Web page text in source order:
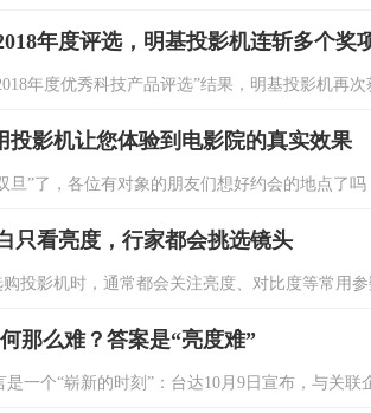
年度评选，明基投影机连斩多个奖
年度优秀科技产品评选”结果，明基投影机再
投影机让您体验到电影院的真实效果
旦”了，各位有对象的朋友们想好约会的地点了
只看亮度，行家都会挑选镜头
投影机时，通常都会关注亮度、对比度等常用
那么难？答案是“亮度难”
一个“崭新的时刻”：台达10月9日宣布，与关联